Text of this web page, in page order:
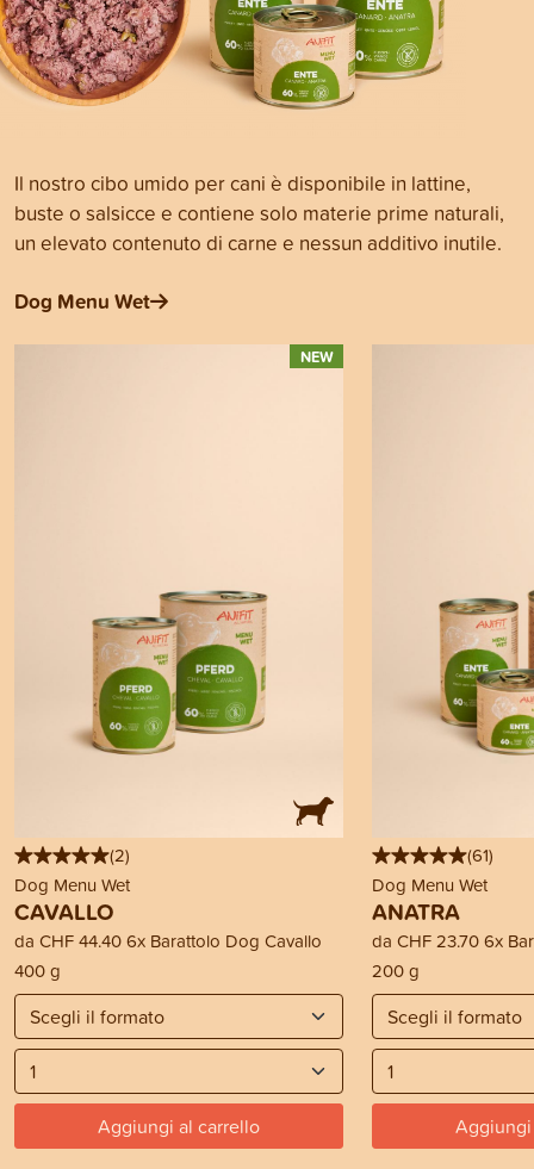
Il nostro cibo umido per cani è disponibile in lattine,
buste o salsicce e contiene solo materie prime naturali,
un elevato contenuto di carne e nessun additivo inutile.
Dog Menu Wet
NEW
(2)
Dog Menu Wet
CAVALLO
da CHF 44.406x Barattolo Dog Cavallo
400 g
Aggiungi al carrello
(61)
Dog Menu Wet
ANATRA
da CHF 23.706x
200 g